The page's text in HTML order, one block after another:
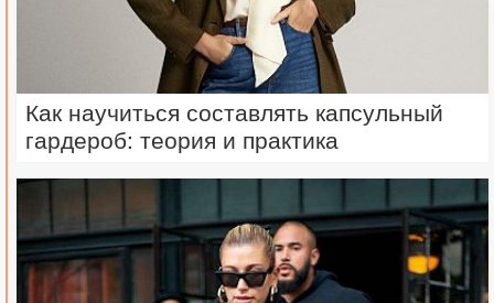
Как научиться составлять капсульный
гардероб: теория и практика